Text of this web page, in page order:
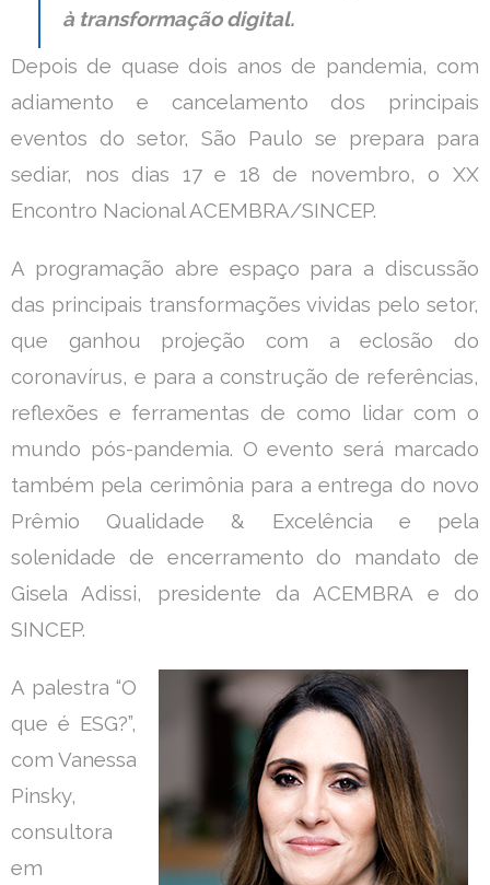
à transformação digital.
Depois de quase dois anos de pandemia, com
adiamento e cancelamento dos principais
eventos do setor, São Paulo se prepara para
sediar, nos dias 17 e 18 de novembro, o XX
Encontro Nacional ACEMBRA/SINCEP.
A programação abre espaço para a discussão
das principais transformações vividas pelo setor,
que ganhou projeção com a eclosão do
coronavírus, e para a construção de referências,
reflexões e ferramentas de como lidar com o
mundo pós-pandemia. O evento será marcado
também pela cerimônia para a entrega do novo
Prêmio Qualidade & Excelência e pela
solenidade de encerramento do mandato de
Gisela Adissi, presidente da ACEMBRA e do
SINCEP.
A palestra “O
que é ESG?”,
com Vanessa
Pinsky,
consultora
em